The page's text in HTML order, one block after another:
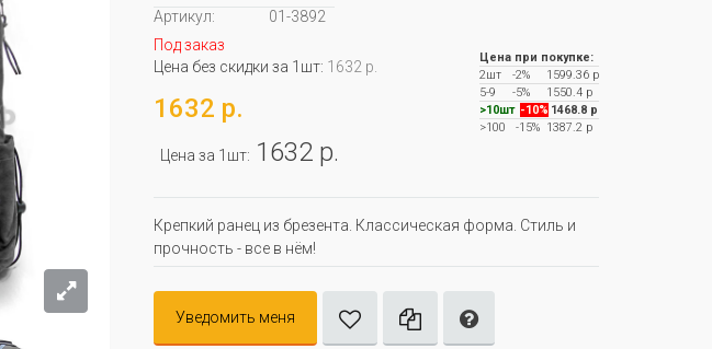
Артикул:
01-3892
Под заказ
Цена без скидки за 1шт: 1632 р.
1632 р.
Цена за 1шт: 1632 р.
Цена при покупке:
2шт
-2%
1599.36 р
5-9
-5%
1550.4 р
>10шт -10% 1468.8 р
>100
-15%1387.2 р
Крепкий ранец из брезента. Классическая форма. Стиль и
прочность - все в нём!
Уведомить меня